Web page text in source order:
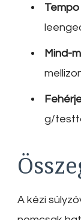
Mind-
g/
A kézi